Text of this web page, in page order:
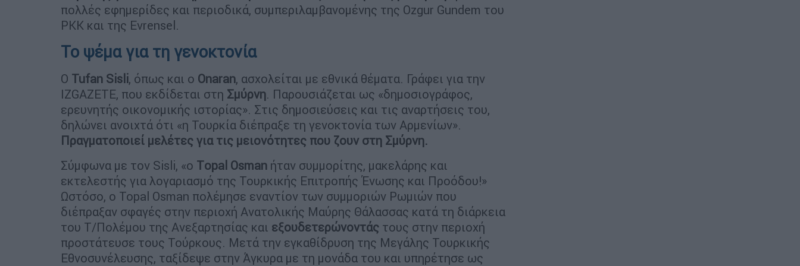
πολλές εφημερίδες και περιοδικά, συμπεριλαμβανομένης της Ozgur Gundem του
PKK και της Evrensel.
Το ψέμα για τη γενοκτονία
Ο Tufan Sisli, όπως και ο Onaran, ασχολείται με εθνικά θέματα. Γράφει για την
IZGAZETE, που εκδίδεται στη Σμύρνη. Παρουσιάζεται ως «δημοσιογράφος,
ερευνητής οικονομικής ιστορίας». Στις δημοσιεύσεις και τις αναρτήσεις του,
δηλώνει ανοιχτά ότι «η Τουρκία διέπραξε τη γενοκτονία των Αρμενίων».
Πραγματοποιεί μελέτες για τις μειονότητες που ζουν στη Σμύρνη.
Σύμφωνα με τον Sisli, «ο Τopal Osman ήταν συμμορίτης, μακελάρης και
εκτελεστής για λογαριασμό της Τουρκικής Επιτροπής Ένωσης και Προόδου!»
Ωστόσο, ο Topal Osman πολέμησε εναντίον των συμμοριών Ρωμιών που
διέπραξαν σφαγές στην περιοχή Ανατολικής Μαύρης Θάλασσας κατά τη διάρκεια
του Τ/Πολέμου της Ανεξαρτησίας και εξουδετερώνοντάς τους στην περιοχή
προστάτευσε τους Τούρκους. Μετά την εγκαθίδρυση της Μεγάλης Τουρκικής
Εθνοσυνέλευσης, ταξίδεψε στην Άγκυρα με τη μονάδα του και υπηρέτησε ως